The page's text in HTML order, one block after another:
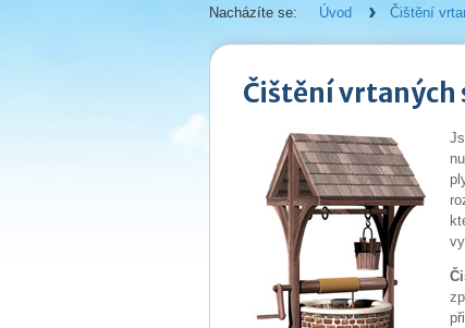
Čištění
Nacházíte se: Úvod Čištění